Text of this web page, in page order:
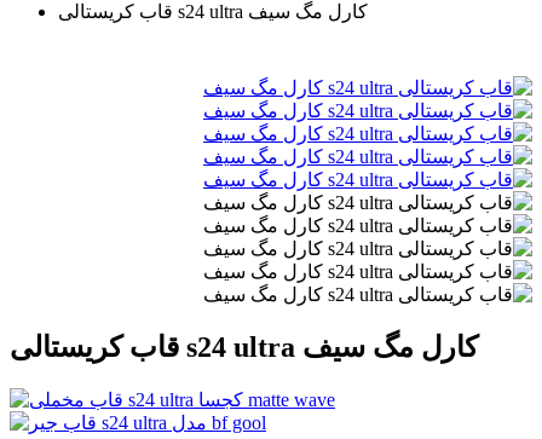
قاب کریستالی s24 ultra کارل مگ سیف
قاب کریستالی s24 ultra کارل مگ سیف